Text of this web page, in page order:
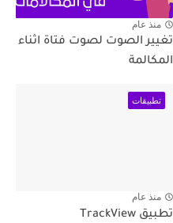
منذ عام
تغيير الصوت لصوت فتاة اثناء
المكالمة
تطبيقات
منذ عام
تطبيق TrackView